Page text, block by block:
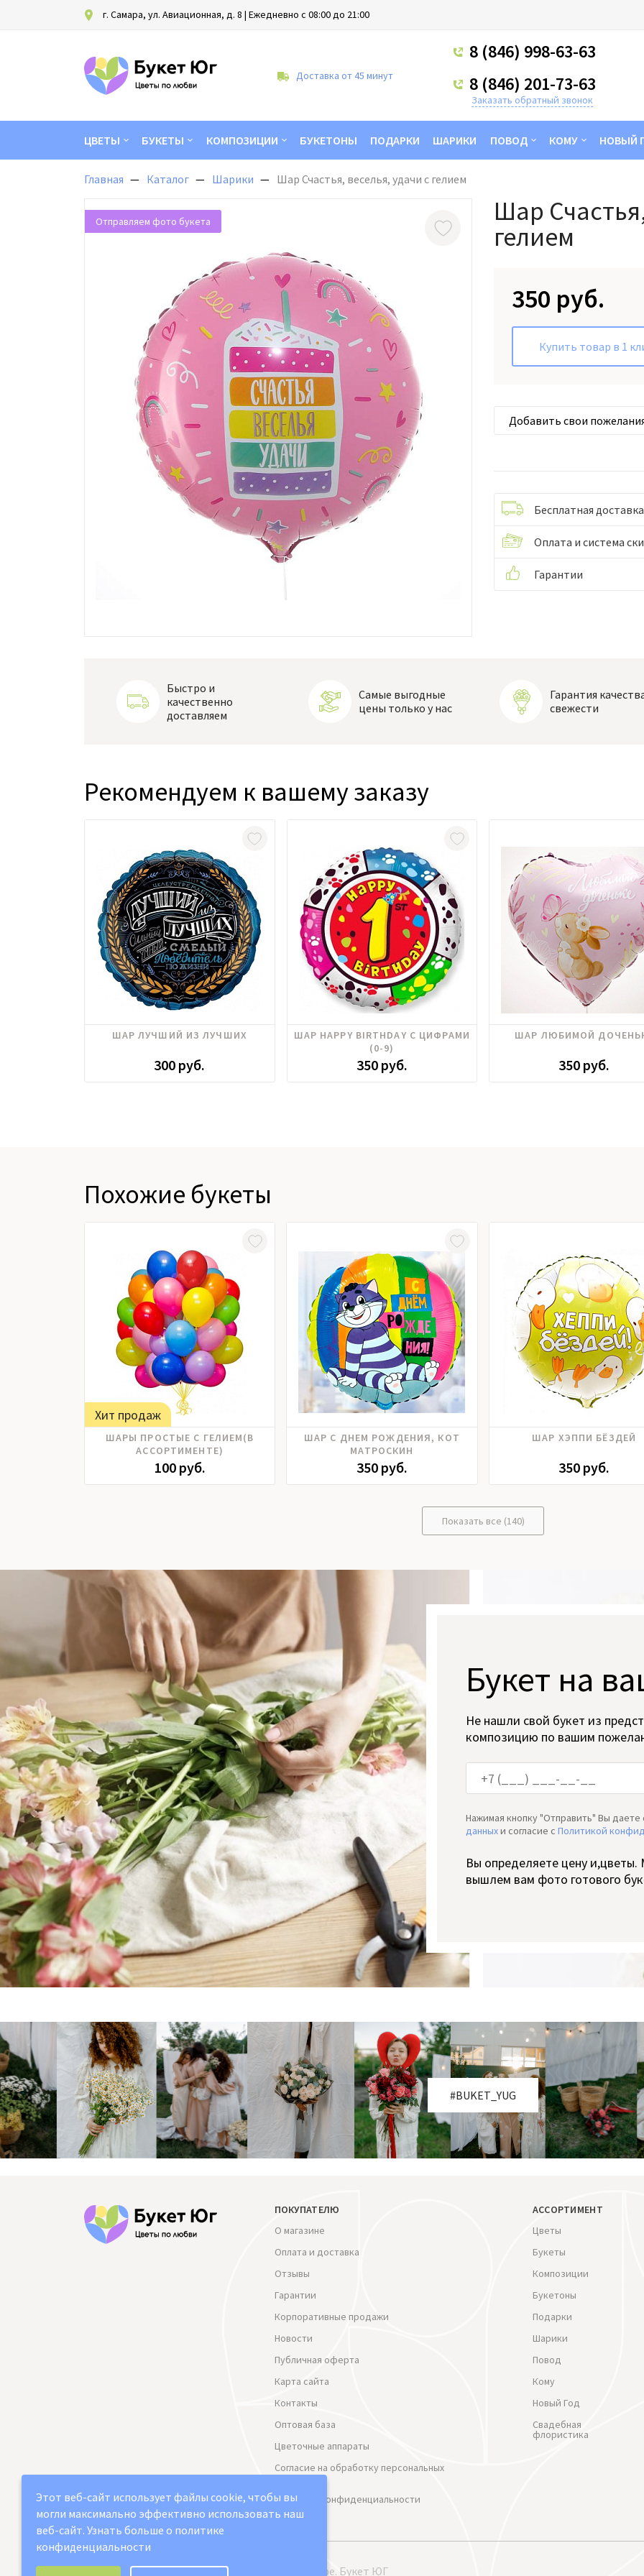
г. Самара, ул. Авиационная, д. 8 | Ежедневно с 08:00 до 21:00
Доставка от 45 минут
8 (846) 998-63-63
8 (846) 201-73-63
Заказать обратный звонок
ЦВЕТЫ БУКЕТЫ КОМПОЗИЦИИ БУКЕТОНЫ ПОДАРКИ ШАРИКИ ПОВОД КОМУ НОВЫЙ
Главная Каталог Шарики Шар Счастья, веселья, удачи с гелием
Отправляем фото букета
Шар
гелием
350 руб.
Купить товар в 1
Добавить свои
Бесплатная
Оплата и система
Гарантии
Быстро и
качественно
доставляем
Самые выгодные
цены только у нас
Гарантия
свежести
Рекомендуем к вашему заказу
ШАР ЛУЧШИЙ ИЗ ЛУЧШИХ
300 руб.
ШАР HAPPY BIRTHDAY С ЦИФРАМИ
(0-9)
350 руб.
ШАР ЛЮБИМОЙ
350 руб.
Похожие букеты
Хит продаж
ШАРЫ ПРОСТЫЕ С ГЕЛИЕМ(В
АССОРТИМЕНТЕ)
100 руб.
ШАР С ДНЕМ РОЖДЕНИЯ, КОТ
МАТРОСКИН
350 руб.
ШАР ХЭППИ БЁЗДЕЙ
350 руб.
Показать все (140)
Букет на
Не нашли свой букет из
композицию по вашим
Нажимая кнопку "Отправить" Вы даете
данныхи согласие cПолитикой
Вы определяете цену
вышлем вам фото готового
#BUKET_YUG
ПОКУПАТЕЛЮ
О магазине
Оплата и доставка
Отзывы
Гарантии
Корпоративные продажи
Новости
Публичная оферта
Карта сайта
Контакты
Оптовая база
Цветочные аппараты
Согласие на обработку персональных
данных
Политика Конфиденциальности
АССОРТИМЕНТ
Цветы
Букеты
Композиции
Букетоны
Подарки
Шарики
Повод
Кому
Новый Год
Свадебная
флористика
2021-2026 © "Юг арт" Доставка цветов в Самаре. Букет ЮГ
Этот веб-сайт использует файлы cookie, чтобы вы
могли максимально эффективно использовать наш
веб-сайт. Узнать больше о политике
конфиденциальности
Выберите настройки cookie